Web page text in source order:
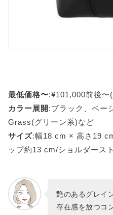
最低価格〜:¥101,000前後〜
カラー展開 :ブラック、ベー
Grass(グリーン系)など
サイズ:幅18 cm × 高さ19
ップ約13 cm/ショルダース
艶のあるグレイ
存在感を放つコ